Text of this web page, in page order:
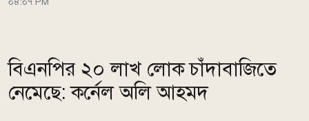
বিএনপির ২০ লাখ লোক চাঁদাবাজিতে
নেমেছে: কর্নেল অলি আহমদ